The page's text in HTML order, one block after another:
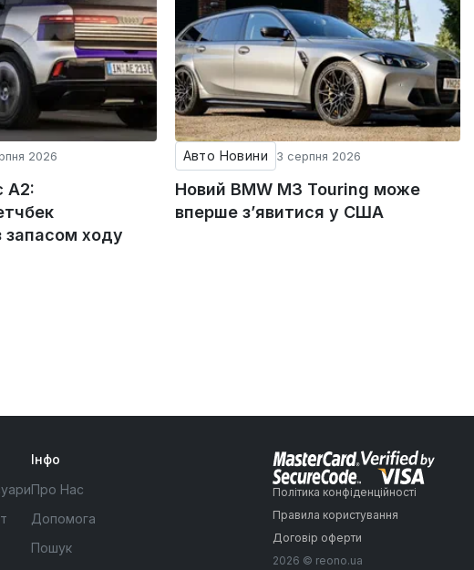
2026
A2:
запасом ходу
Авто Новини 3 серпня 2026
Новий BMW M3 Touring може
вперше з’явитися у США
Інфо
Про Нас
Допомога
Пошук
Політика конфіденційності
Правила користування
Договір оферти
2026 © reono.ua